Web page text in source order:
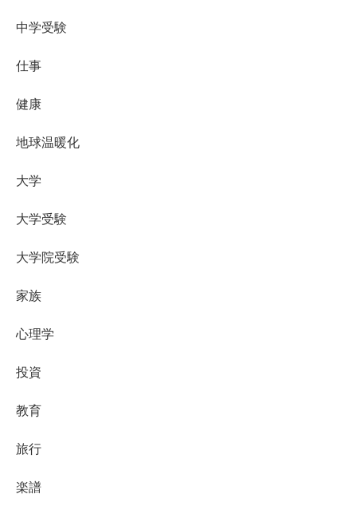
中学受験
仕事
健康
地球温暖化
大学
大学受験
大学院受験
家族
心理学
投資
教育
旅行
楽譜